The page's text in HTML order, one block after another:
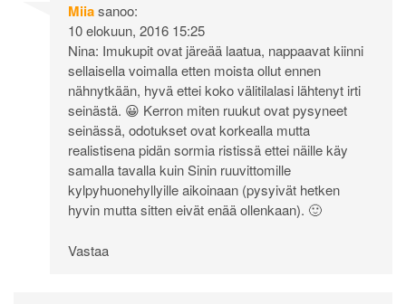
Miiasanoo:
10 elokuun, 2016 15:25
Nina: Imukupit ovat järeää laatua, nappaavat kiinni
sellaisella voimalla etten moista ollut ennen
nähnytkään, hyvä ettei koko välitilalasi lähtenyt irti
seinästä. 😀 Kerron miten ruukut ovat pysyneet
seinässä, odotukset ovat korkealla mutta
realistisena pidän sormia ristissä ettei näille käy
samalla tavalla kuin Sinin ruuvittomille
kylpyhuonehyllyille aikoinaan (pysyivät hetken
hyvin mutta sitten eivät enää ollenkaan). 🙂
Vastaa